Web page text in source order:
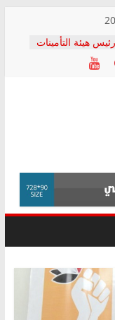
هيئة التأمينات
الأزمة لا ينهي
ونطالب بكشف
الصحي إلى
لجنة “الحق
لرصد الانتهاكات
وانتهاء أعمال
الإنسان يعلن
زهران.. ويؤكد:
العادلة